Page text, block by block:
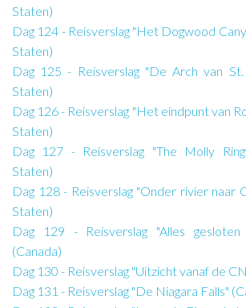
Staten)
Dag 124 - Reisverslag "Het Dogwood
Staten)
Dag 125 - Reisverslag "De Arch van St.
Staten)
Dag 126 - Reisverslag "Het eindpunt van
Staten)
Dag 127 - Reisverslag "The Molly
Staten)
Dag 128 - Reisverslag "Onder rivier naar
Staten)
Dag 129 - Reisverslag "Alles
(Canada)
Dag 130 - Reisverslag "Uitzicht vanaf de
Dag 131 - Reisverslag "De Niagara Falls"